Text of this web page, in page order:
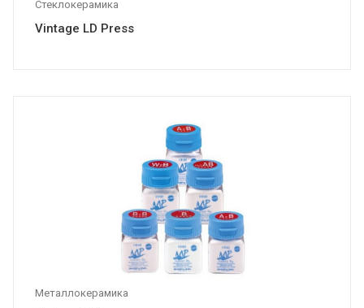
Стеклокерамика
Vintage LD Press
Металлокерамика